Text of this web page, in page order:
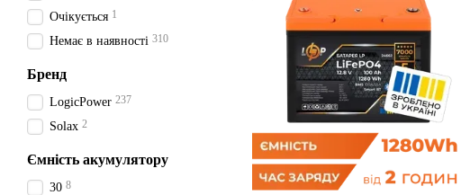
Очікується 1
Немає в наявності 310
Бренд
LogicPower 237
Solax 2
Ємність акумулятору
30 8